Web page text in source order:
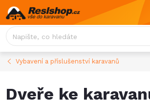
Přejít
na
obsah
Vybavení a příslušenství karavanů
Dveře ke